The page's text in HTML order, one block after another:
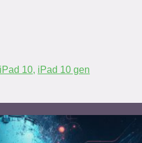
iPad 10, iPad 10 gen